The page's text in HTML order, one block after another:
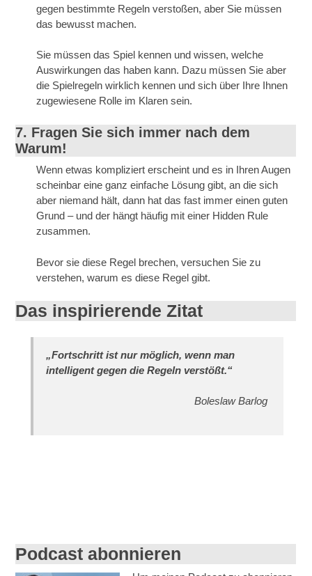
gegen bestimmte Regeln verstoßen, aber Sie müssen
das bewusst machen.
Sie müssen das Spiel kennen und wissen, welche
Auswirkungen das haben kann. Dazu müssen Sie aber
die Spielregeln wirklich kennen und sich über Ihre Ihnen
zugewiesene Rolle im Klaren sein.
7. Fragen Sie sich immer nach dem
Warum!
Wenn etwas kompliziert erscheint und es in Ihren Augen
scheinbar eine ganz einfache Lösung gibt, an die sich
aber niemand hält, dann hat das fast immer einen guten
Grund – und der hängt häufig mit einer Hidden Rule
zusammen.
Bevor sie diese Regel brechen, versuchen Sie zu
verstehen, warum es diese Regel gibt.
Das inspirierende Zitat
„Fortschritt ist nur möglich, wenn man
intelligent gegen die Regeln verstößt.“
Boleslaw Barlog
Podcast abonnieren